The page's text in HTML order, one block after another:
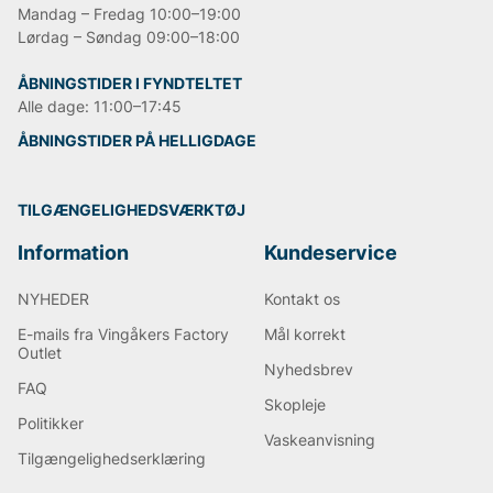
Mandag – Fredag 10:00–19:00
Lørdag – Søndag 09:00–18:00
ÅBNINGSTIDER I FYNDTELTET
Alle dage: 11:00–17:45
ÅBNINGSTIDER PÅ HELLIGDAGE
TILGÆNGELIGHEDSVÆRKTØJ
Information
NYHEDER
E-mails fra Vingåkers Factory
Outlet
FAQ
Politikker
Tilgængelighedserklæring
Kundeservice
Kontakt os
Mål korrekt
Nyhedsbrev
Skopleje
Vaskeanvisning